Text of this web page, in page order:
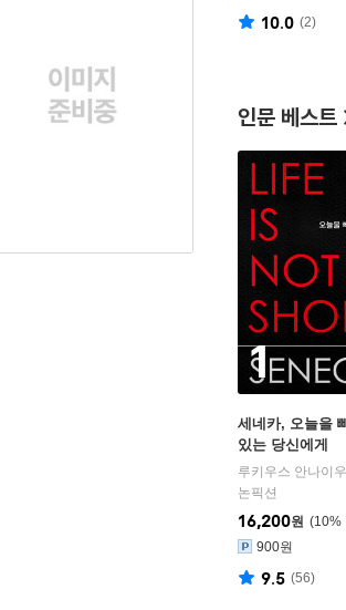
10.0 (2)
인문 베스트
1
세네카, 오늘을
있는 당신에게
논픽션
10%
16,200원
900원
9.5 (56)